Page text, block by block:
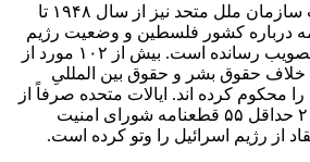
وی افزود: شورای امنیت سازمان ملل متحد نیز از سال ۱۹۴۸ تا
۲۲۵ قطعنامه درباره کشور فلسطین و وضعیت رژیم
صهیونیستی اسرائیل به تصویب رسانده است. بیش از ۱۰۲ مورد از
خلاف حقوق بشر و حقوق بین المللیِ
محکوم کرده اند. ایالات متحده صرفاً از
سال ۱۹۷۲ تا نوامبر ۲۰۲۳ حداقل ۵۵ قطعنامه شورای امنیت
از رژیم اسرائیل را وتو کرده است.